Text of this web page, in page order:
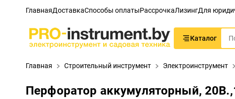
ГлавнаяДоставкаСпособы оплатыРассрочкаЛизингДля
Каталог
Главная Строительный инструмент Электроинструмент
Перфоратор аккумуляторный,